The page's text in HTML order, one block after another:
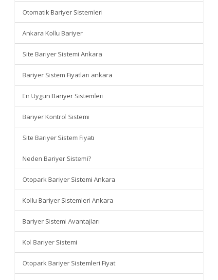
Otomatik Bariyer Sistemleri
Ankara Kollu Bariyer
Site Bariyer Sistemi Ankara
Bariyer Sistem Fiyatları ankara
En Uygun Bariyer Sistemleri
Bariyer Kontrol Sistemi
Site Bariyer Sistem Fiyatı
Neden Bariyer Sistemi?
Otopark Bariyer Sistemi Ankara
Kollu Bariyer Sistemleri Ankara
Bariyer Sistemi Avantajları
Kol Bariyer Sistemi
Otopark Bariyer Sistemleri Fiyat